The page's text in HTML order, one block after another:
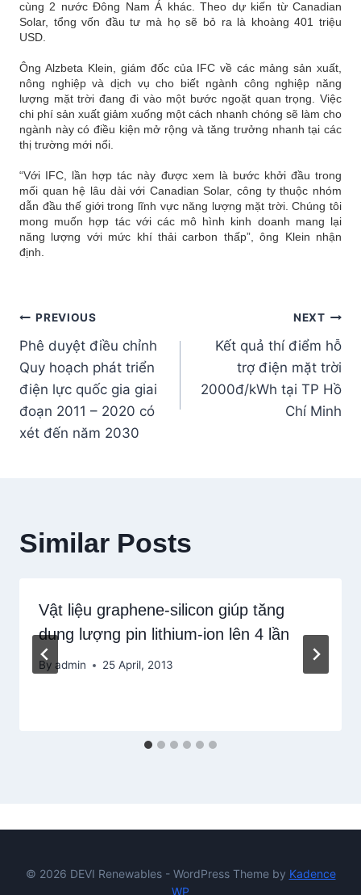
cùng 2 nước Đông Nam Á khác. Theo dự kiến từ Canadian
Solar, tổng vốn đầu tư mà họ sẽ bỏ ra là khoàng 401 triệu
USD.
Ông Alzbeta Klein, giám đốc của IFC về các mảng sản xuất,
nông nghiệp và dịch vụ cho biết ngành công nghiệp năng
lượng mặt trời đang đi vào một bước ngoặt quan trọng. Việc
chi phí sản xuất giảm xuống một cách nhanh chóng sẽ làm cho
ngành này có điều kiện mở rộng và tăng trưởng nhanh tại các
thị trường mới nổi.
“Với IFC, lần hợp tác này được xem là bước khởi đầu trong
mối quan hệ lâu dài với Canadian Solar, công ty thuộc nhóm
dẫn đầu thế giới trong lĩnh vực năng lượng mặt trời. Chúng tôi
mong muốn hợp tác với các mô hình kinh doanh mang lại
năng lượng với mức khí thải carbon thấp”, ông Klein nhận
định.
Post
navigation
PREVIOUS
Phê duyệt điều chỉnh
Quy hoạch phát triển
điện lực quốc gia giai
đoạn 2011 – 2020 có
xét đến năm 2030
NEXT
Kết quả thí điểm hỗ
trợ điện mặt trời
2000đ/kWh tại TP Hồ
Chí Minh
Similar Posts
Vật liệu graphene-silicon giúp tăng
dung lượng pin lithium-ion lên 4 lần
By admin 25 April, 2013
© 2026 DEVI Renewables - WordPress Theme by Kadence
WP